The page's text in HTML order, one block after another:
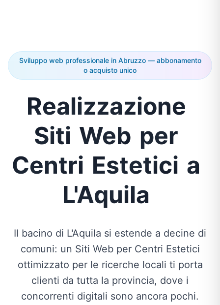
Sviluppo web professionale in Abruzzo — abbonamento
o acquisto unico
Realizzazione
Siti Web per
Centri Estetici a
L'Aquila
Il bacino di L'Aquila si estende a decine di
comuni: un Siti Web per Centri Estetici
ottimizzato per le ricerche locali ti porta
clienti da tutta la provincia, dove i
concorrenti digitali sono ancora pochi.